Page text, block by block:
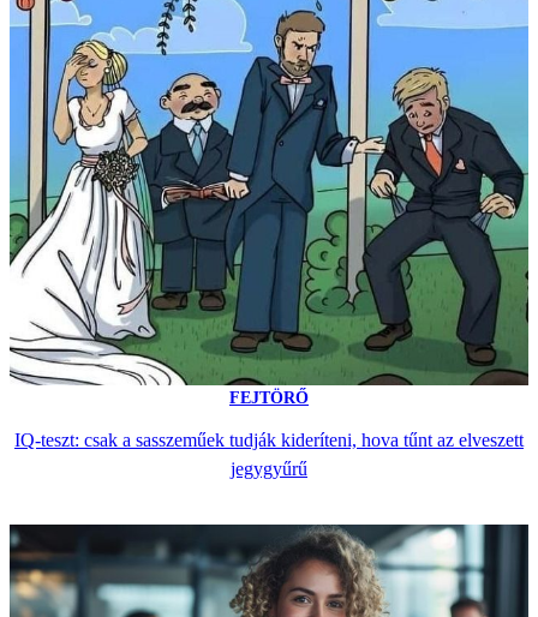
FEJTÖRŐ
IQ-teszt: csak a sasszeműek tudják kideríteni, hova tűnt az elveszett
jegygyűrű